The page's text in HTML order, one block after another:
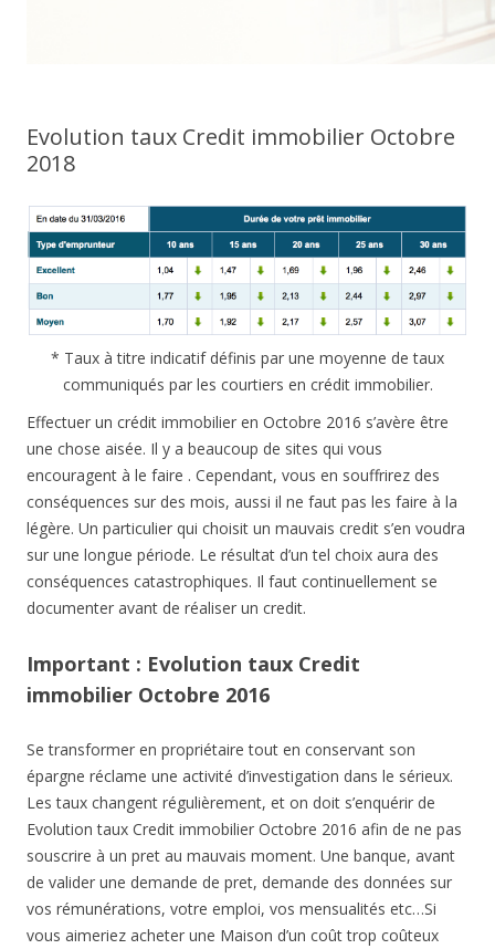
Evolution taux Credit immobilier Octobre
2018
* Taux à titre indicatif définis par une moyenne de taux
communiqués par les courtiers en crédit immobilier.
Effectuer un crédit immobilier en Octobre 2016 s’avère être
une chose aisée. Il y a beaucoup de sites qui vous
encouragent à le faire . Cependant, vous en souffrirez des
conséquences sur des mois, aussi il ne faut pas les faire à la
légère. Un particulier qui choisit un mauvais credit s’en voudra
sur une longue période. Le résultat d’un tel choix aura des
conséquences catastrophiques. Il faut continuellement se
documenter avant de réaliser un credit.
Important : Evolution taux Credit
immobilier Octobre 2016
Se transformer en propriétaire tout en conservant son
épargne réclame une activité d’investigation dans le sérieux.
Les taux changent régulièrement, et on doit s’enquérir de
Evolution taux Credit immobilier Octobre 2016 afin de ne pas
souscrire à un pret au mauvais moment. Une banque, avant
de valider une demande de pret, demande des données sur
vos rémunérations, votre emploi, vos mensualités etc…Si
vous aimeriez acheter une Maison d’un coût trop coûteux